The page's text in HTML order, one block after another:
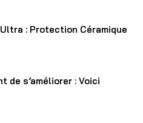
: Protection Céramique
de s’améliorer : Voici